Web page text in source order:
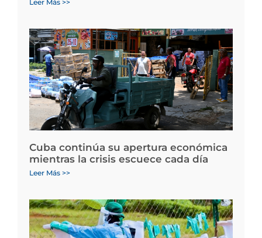
Leer Más >>
Cuba continúa su apertura económica
mientras la crisis escuece cada día
Leer Más >>